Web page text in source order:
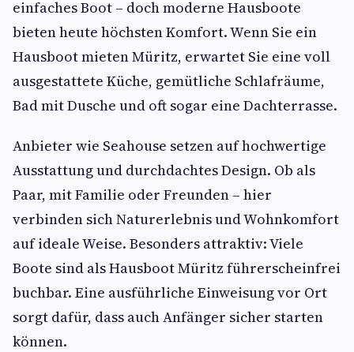
einfaches Boot – doch moderne Hausboote
bieten heute höchsten Komfort. Wenn Sie ein
Hausboot mieten Müritz, erwartet Sie eine voll
ausgestattete Küche, gemütliche Schlafräume,
Bad mit Dusche und oft sogar eine Dachterrasse.
Anbieter wie Seahouse setzen auf hochwertige
Ausstattung und durchdachtes Design. Ob als
Paar, mit Familie oder Freunden – hier
verbinden sich Naturerlebnis und Wohnkomfort
auf ideale Weise. Besonders attraktiv: Viele
Boote sind als Hausboot Müritz führerscheinfrei
buchbar. Eine ausführliche Einweisung vor Ort
sorgt dafür, dass auch Anfänger sicher starten
können.